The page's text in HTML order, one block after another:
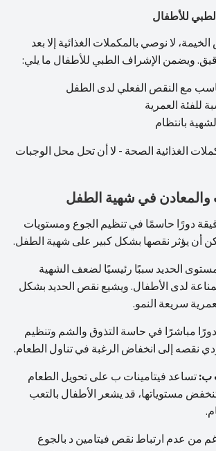
لا نوصي بالمكملات الغذائية إلا بعد
ويضمن الإشراف الطبي للأطفال ما يلي:
مع النقص الفعلي لدى الطفل
للفئة العمرية
بانتظام
الغذائية الصحة - لا أن تحل محل الوجبات
والمعادن في شهية الطفل
دورًا حاسمًا في تنظيم الجوع ومستويات
أن يؤثر نقصها بشكل كبير على شهية الطفل.
الحديد سببًا رئيسيًا لضعف الشهية
لدى الأطفال. ويشيع نقص الحديد بشكل
سريعة النمو.
مباشرًا في حاسة التذوق والشم وتنظيم
نقصه إلى انخفاض الرغبة في تناول الطعام.
ب: تساعد فيتامينات ب على تحويل الطعام
مستوياتها، قد يشعر الأطفال بالتعب
من عدم ارتباط نقص فيتامين د بالجوع